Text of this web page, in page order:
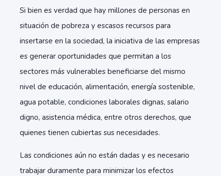
Si bien es verdad que hay millones de personas en
situación de pobreza y escasos recursos para
insertarse en la sociedad, la iniciativa de las empresas
es generar oportunidades que permitan a los
sectores más vulnerables beneficiarse del mismo
nivel de educación, alimentación, energía sostenible,
agua potable, condiciones laborales dignas, salario
digno, asistencia médica, entre otros derechos, que
quienes tienen cubiertas sus necesidades.
Las condiciones aún no están dadas y es necesario
trabajar duramente para minimizar los efectos